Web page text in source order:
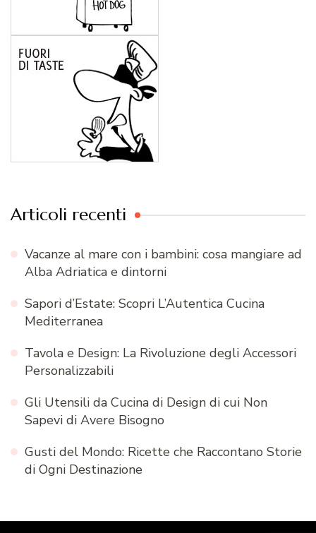
Articoli recenti
Vacanze al mare con i bambini: cosa mangiare ad
Alba Adriatica e dintorni
Sapori d’Estate: Scopri L’Autentica Cucina
Mediterranea
Tavola e Design: La Rivoluzione degli Accessori
Personalizzabili
Gli Utensili da Cucina di Design di cui Non
Sapevi di Avere Bisogno
Gusti del Mondo: Ricette che Raccontano Storie
di Ogni Destinazione